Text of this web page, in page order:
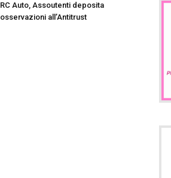
RC Auto, Assoutenti deposita
osservazioni all’Antitrust